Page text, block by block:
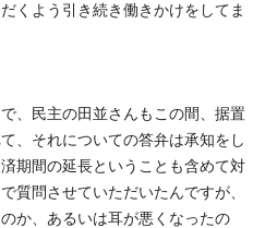
くよう引き続き働きかけをしてま
、民主の田並さんもこの間、据置
、それについての答弁は承知をし
期間の延長ということも含めて対
質問させていただいたんですが、
か、あるいは耳が悪くなったの